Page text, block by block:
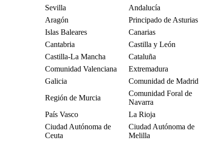
Sevilla
Andalucía
Aragón
Principado de Asturias
Islas Baleares
Canarias
Cantabria
Castilla y León
Castilla-La Mancha
Cataluña
Comunidad Valenciana
Extremadura
Galicia
Comunidad de Madrid
Región de Murcia
Comunidad Foral de
Navarra
País Vasco
La Rioja
Ciudad Autónoma de
Ceuta
Ciudad Autónoma de
Melilla